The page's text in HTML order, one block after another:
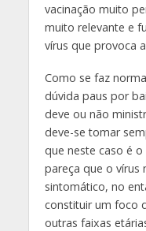
vacinação muito
muito relevante e
vírus que provoca
Como se faz
dúvida paus por
deve ou não
deve-se tomar
que neste caso é
pareça que o vírus
sintomático, no
constituir um foco
outras faixas